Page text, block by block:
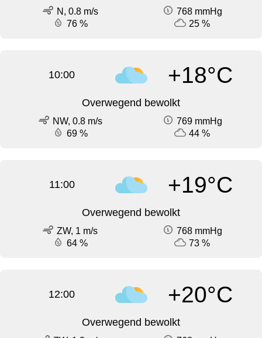
N, 0.8 m/s
768 mmHg
76 %
25 %
10:00 +18°C
Overwegend bewolkt
NW, 0.8 m/s
769 mmHg
69 %
44 %
11:00 +19°C
Overwegend bewolkt
ZW, 1 m/s
768 mmHg
64 %
73 %
12:00 +20°C
Overwegend bewolkt